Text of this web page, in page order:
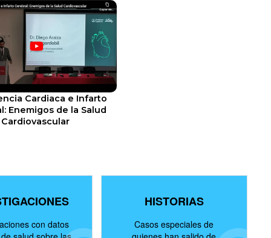
Cardiaca e Infarto
Enemigos de la Salud
Cardiovascular
con datos
HISTORIAS
Casos especiales de